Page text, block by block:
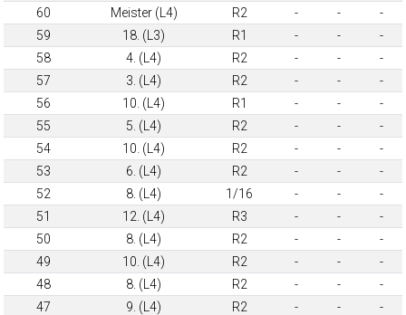
60
Meister (L4) R2 - -
-
59
18. (L3) R1 - -
-
58
4. (L4) R2 - -
-
57
3. (L4) R2 - -
-
56
10. (L4) R1 - -
-
55
5. (L4) R2 - -
-
54
10. (L4) R2 - -
-
53
6. (L4) R2 - -
-
52
8. (L4) 1/16 - -
-
51
12. (L4) R3 - -
-
50
8. (L4) R2 - -
-
49
10. (L4) R2 - -
-
48
8. (L4) R2 - -
-
47
9. (L4) R2 - -
-